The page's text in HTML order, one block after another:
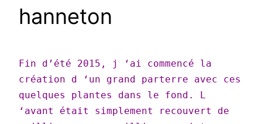
hanneton
Fin d’été 2015, j ‘ai commencé la
création d ‘un grand parterre avec ces
quelques plantes dans le fond. L
‘avant était simplement recouvert de